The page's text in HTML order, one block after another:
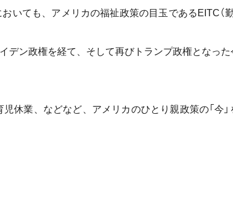
いても、アメリカの福祉政策の目玉であるEITC（
ン政権を経て、そして再びトランプ政権となった
業、などなど、アメリカのひとり親政策の「今」